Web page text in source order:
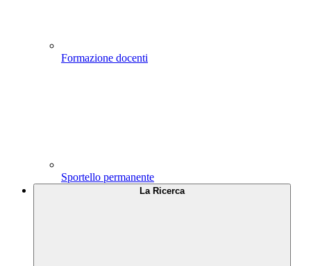
Formazione docenti
Sportello permanente
La Ricerca